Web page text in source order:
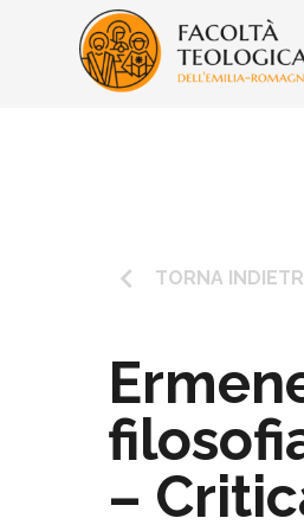
keyboard_arrow_left TORNA
–